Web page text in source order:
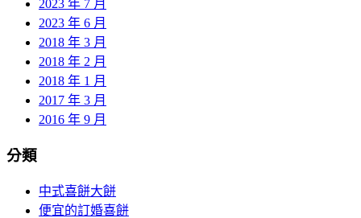
2023 年 7 月
2023 年 6 月
2018 年 3 月
2018 年 2 月
2018 年 1 月
2017 年 3 月
2016 年 9 月
分類
中式喜餅大餅
便宜的訂婚喜餅